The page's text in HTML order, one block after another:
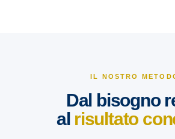
IL NOSTRO
Dal bisogno
al risultato